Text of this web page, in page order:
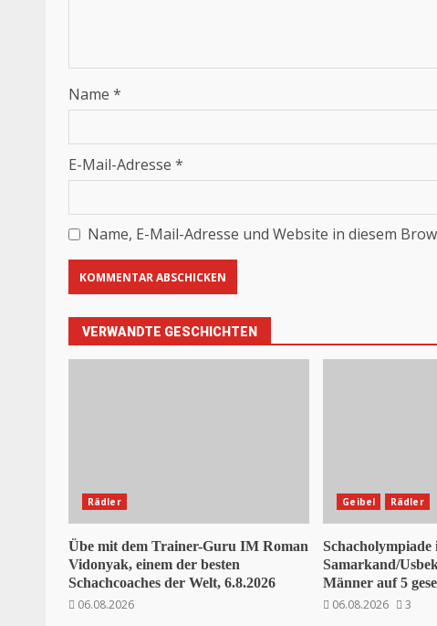
Name *
E-Mail-Adresse *
Name, E-Mail-Adresse und Website in diesem
VERWANDTE GESCHICHTEN
Rädler
Übe mit dem Trainer-Guru IM Roman
Vidonyak, einem der besten
Schachcoaches der Welt, 6.8.2026
06.08.2026
Geibel Rädler
Schacholympiade
Samarkand/
Männer auf 5
06.08.2026
3